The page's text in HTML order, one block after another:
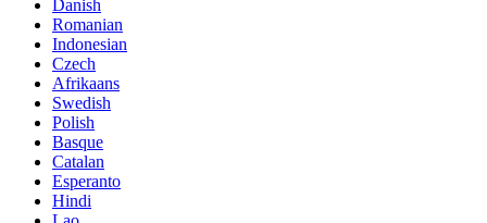
Danish
Romanian
Indonesian
Czech
Afrikaans
Swedish
Polish
Basque
Catalan
Esperanto
Hindi